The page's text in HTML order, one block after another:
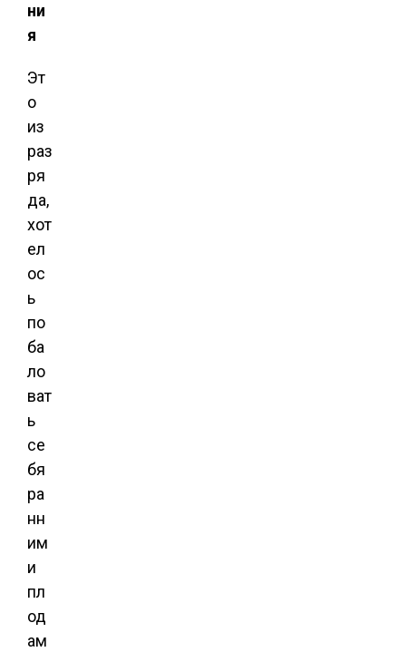
ни
я
Эт
о
из
раз
ря
да,
хот
ел
ос
ь
по
ба
ло
ват
ь
се
бя
ра
нн
им
и
пл
од
ам